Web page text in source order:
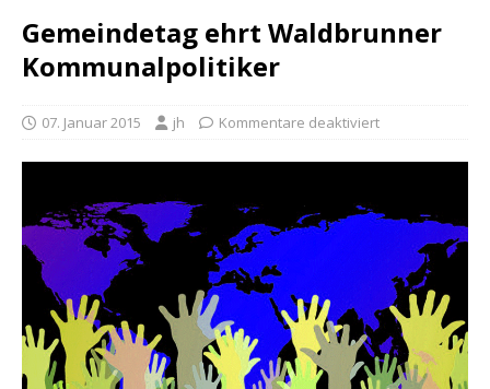
Gemeindetag ehrt Waldbrunner
Kommunalpolitiker
07. Januar 2015 jh Kommentare deaktiviert